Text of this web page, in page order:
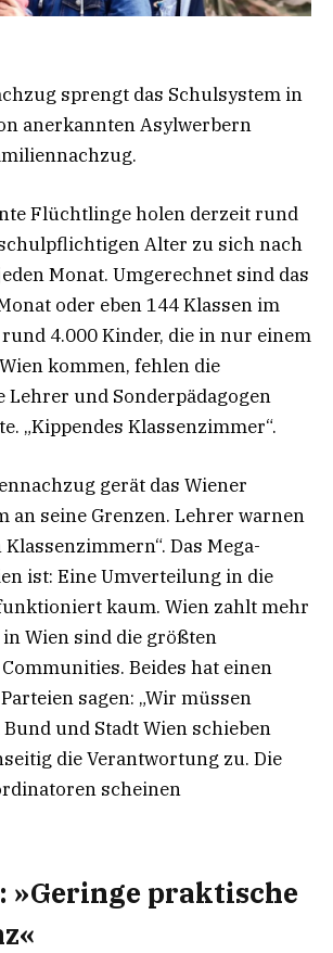
sprengt das Schulsystem in
anerkannten Asylwerbern
Flüchtlinge holen derzeit rund
Alter zu sich nach
Monat. Umgerechnet sind das
oder eben 144 Klassen im
4.000 Kinder, die in nur einem
kommen, fehlen die
Lehrer und Sonderpädagogen
„Kippendes Klassenzimmer“.
gerät das Wiener
an seine Grenzen. Lehrer warnen
Das Mega-
ist: Eine Umverteilung in die
kaum. Wien zahlt mehr
Wien sind die größten
Beides hat einen
sagen: „Wir müssen
Bund und Stadt Wien schieben
die Verantwortung zu. Die
scheinen
»Geringe praktische